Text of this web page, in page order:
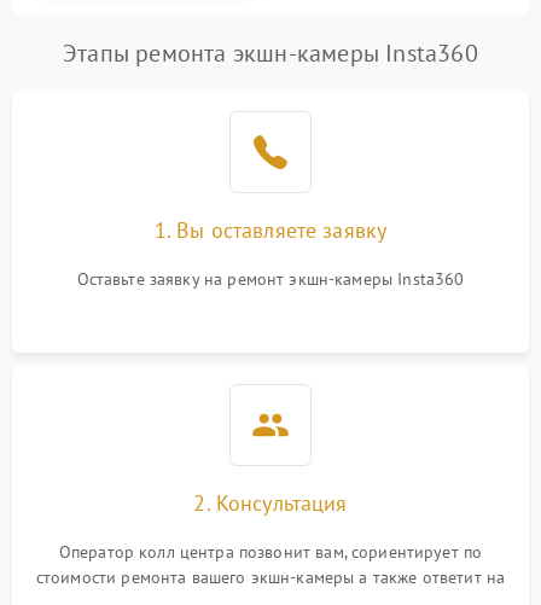
Этапы ремонта экшн-камеры Insta360
1. Вы оставляете заявку
Оставьте заявку на ремонт экшн-камеры Insta360
2. Консультация
Оператор колл центра позвонит вам, сориентирует по
стоимости ремонта вашего экшн-камеры а также ответит на